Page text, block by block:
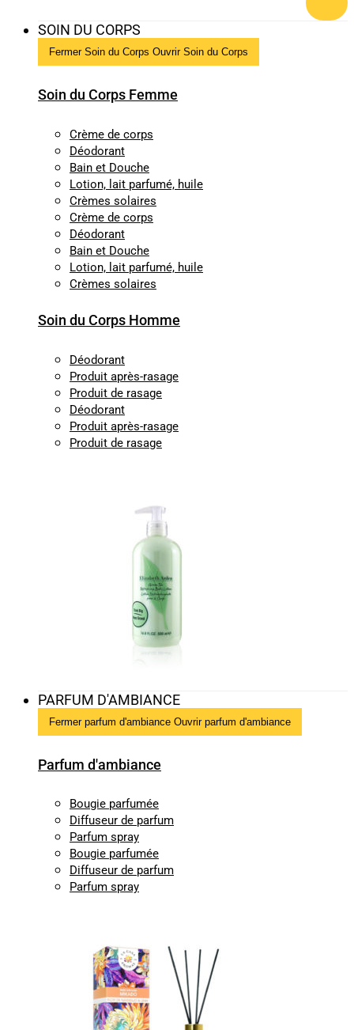
SOIN DU CORPS
Fermer Soin du Corps Ouvrir Soin du Corps
Soin du Corps Femme
Crème de corps
Déodorant
Bain et Douche
Lotion, lait parfumé, huile
Crèmes solaires
Crème de corps
Déodorant
Bain et Douche
Lotion, lait parfumé, huile
Crèmes solaires
Soin du Corps Homme
Déodorant
Produit après-rasage
Produit de rasage
Déodorant
Produit après-rasage
Produit de rasage
PARFUM D'AMBIANCE
Fermer parfum d'ambiance Ouvrir parfum d'ambiance
Parfum d'ambiance
Bougie parfumée
Diffuseur de parfum
Parfum spray
Bougie parfumée
Diffuseur de parfum
Parfum spray